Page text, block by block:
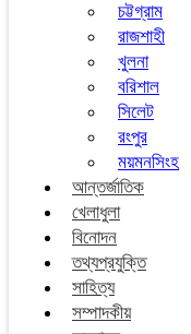
চট্টগ্রাম
রাজশাহী
খুলনা
বরিশাল
সিলেট
রংপুর
ময়মনসিংহ
আন্তর্জাতিক
খেলাধুলা
বিনোদন
তথ্যপ্রযুক্তি
সাহিত্য
সম্পাদকীয়